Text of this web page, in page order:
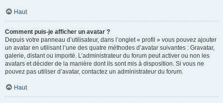
Haut
Comment puis-je afficher un avatar ?
Depuis votre panneau d’utilisateur, dans l’onglet « profil » vous pouvez ajouter
un avatar en utilisant l’une des quatre méthodes d’avatar suivantes : Gravatar,
galerie, distant ou importé. L’administrateur du forum peut activer ou non les
avatars et décider de la manière dont ils sont mis à disposition. Si vous ne
pouvez pas utiliser d’avatar, contactez un administrateur du forum.
Haut